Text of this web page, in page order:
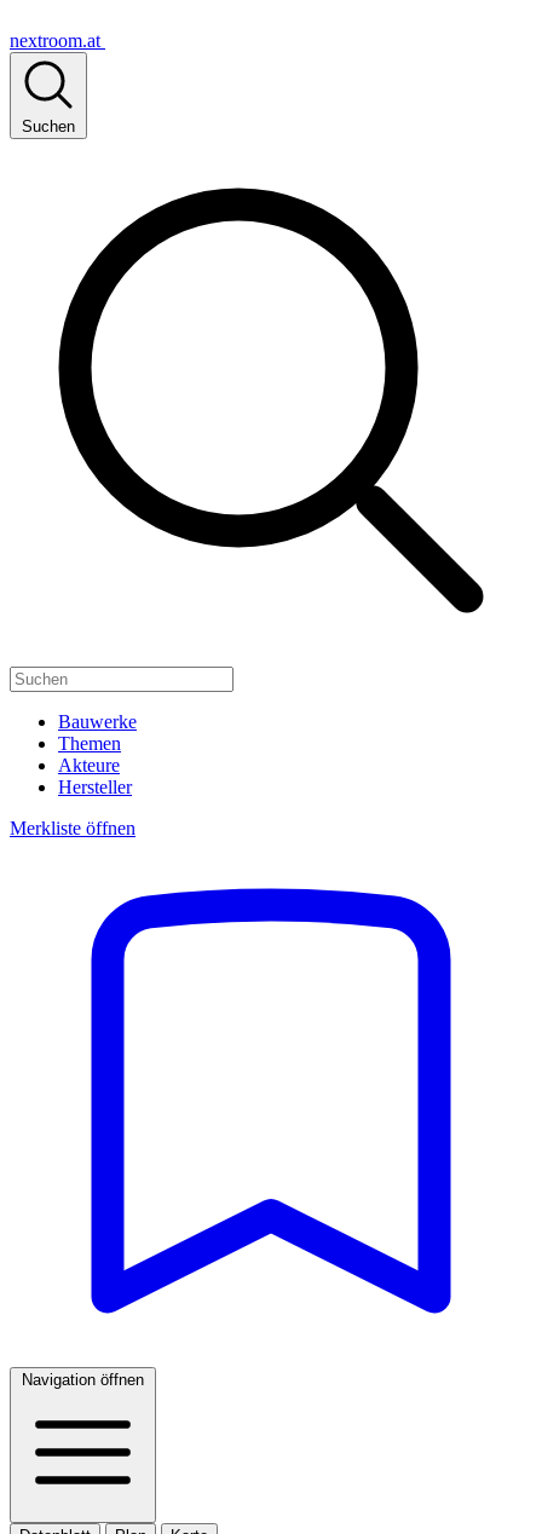
nextroom.at
Suchen
Bauwerke
Themen
Akteure
Hersteller
Merkliste öffnen
Navigation öffnen